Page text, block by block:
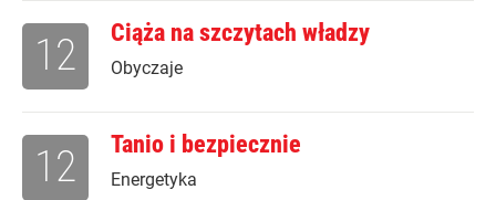
Ciąża na szczytach władzy
Obyczaje
12
Tanio i bezpiecznie
Energetyka
12